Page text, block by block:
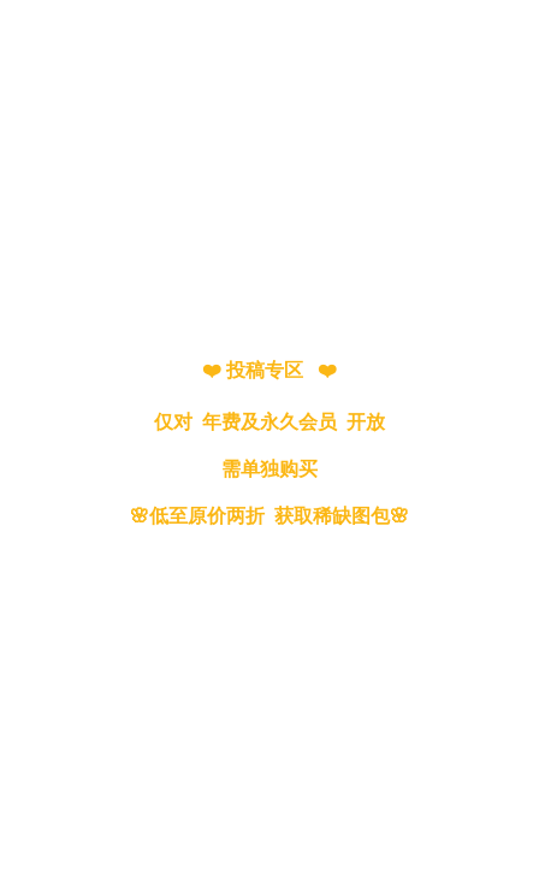
❤️ 投稿专区 ❤️
仅对 年费及永久会员 开放
需单独购买
🌸低至原价两折 获取稀缺图包🌸